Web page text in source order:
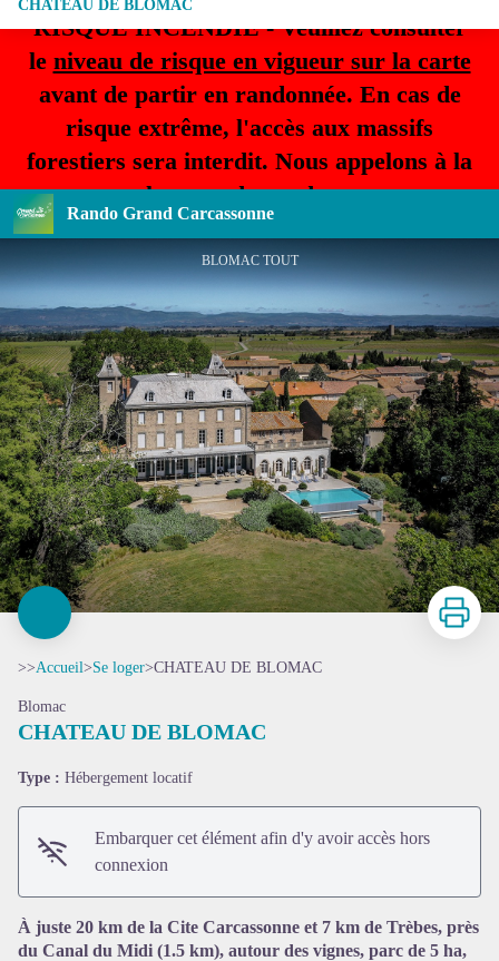
RISQUE INCENDIE - Veuillez consulter
le niveau de risque en vigueur sur la carte
avant de partir en randonnée. En cas de
risque extrême, l'accès aux massifs
forestiers sera interdit. Nous appelons à la
plus grande prudence.
Rando Grand Carcassonne
CHATEAU DE BLOMAC
BLOMAC TOUT
Voir l'image en plein écran
Imprimer
>>Accueil>Se loger>CHATEAU DE BLOMAC
Blomac
CHATEAU DE BLOMAC
Type : Hébergement locatif
Embarquer cet élément afin d'y avoir accès hors
connexion
À juste 20 km de la Cite Carcassonne et 7 km de Trèbes, près
du Canal du Midi (1.5 km), autour des vignes, parc de 5 ha,